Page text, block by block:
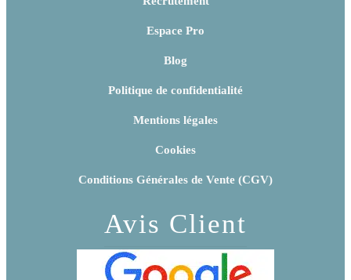
Espace Pro
Blog
Politique de confidentialité
Mentions légales
Cookies
Conditions Générales de Vente (CGV)
Avis Client